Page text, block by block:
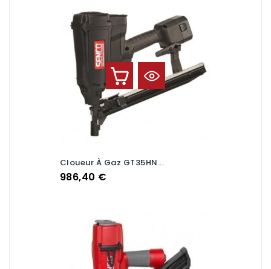
Cloueur À Gaz GT35HN...
Prix
986,40 €